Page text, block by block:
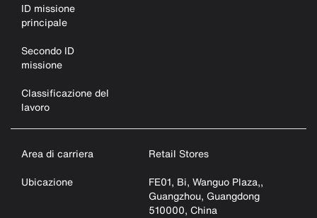
ID missione
principale
Secondo ID
missione
Classificazione del
lavoro
Area di carriera
Retail Stores
Ubicazione
FE01, Bi, Wanguo Plaza,,
Guangzhou, Guangdong
510000, China